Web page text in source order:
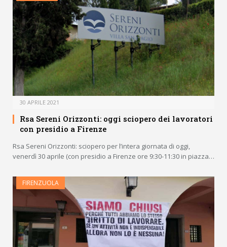
30 APRILE 2021
Rsa Sereni Orizzonti: oggi sciopero dei lavoratori
con presidio a Firenze
Rsa Sereni Orizzonti: sciopero per l’intera giornata di oggi,
venerdì 30 aprile (con presidio a Firenze ore 9:30-11:30 in piazza…
FIRENZUOLA